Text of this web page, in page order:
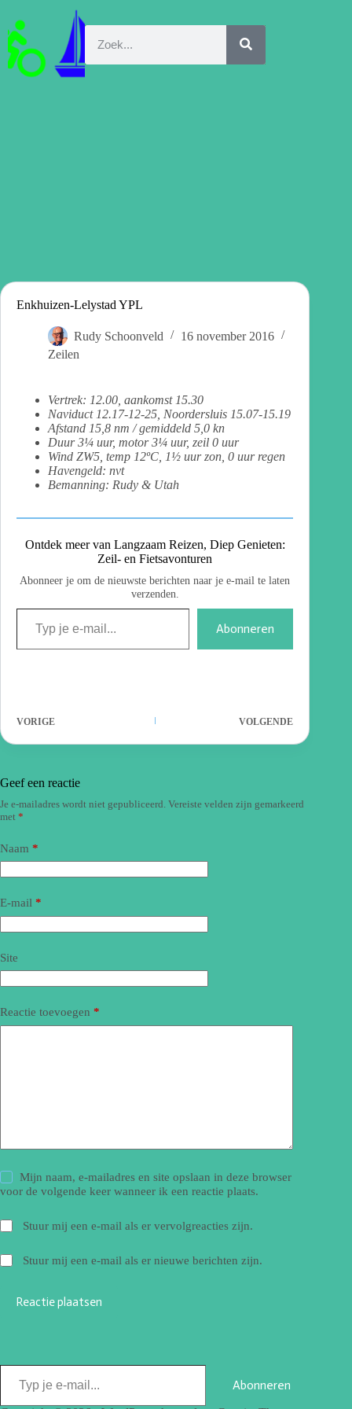
Enkhuizen-Lelystad YPL
Rudy Schoonveld
16 november 2016
Zeilen
Vertrek: 12.00, aankomst 15.30
Naviduct 12.17-12-25, Noordersluis 15.07-15.19
Afstand 15,8 nm / gemiddeld 5,0 kn
Duur 3¼ uur, motor 3¼ uur, zeil 0 uur
Wind ZW5, temp 12ºC, 1½ uur zon, 0 uur regen
Havengeld: nvt
Bemanning: Rudy & Utah
Ontdek meer van Langzaam Reizen, Diep Genieten:
Zeil- en Fietsavonturen
Abonneer je om de nieuwste berichten naar je e-mail te laten
verzenden.
Abonneren
VORIGE VOLGENDE
Geef een reactie
Je e-mailadres wordt niet gepubliceerd. Vereiste velden zijn gemarkeerd
met *
Naam *
E-mail *
Site
Reactie toevoegen *
Mijn naam, e-mailadres en site opslaan in deze browser
voor de volgende keer wanneer ik een reactie plaats.
Stuur mij een e-mail als er vervolgreacties zijn.
Stuur mij een e-mail als er nieuwe berichten zijn.
Reactie plaatsen
Abonneren